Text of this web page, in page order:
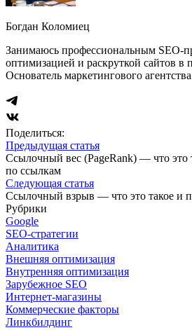
Богдан Коломиец
Занимаюсь профессиональным SEO-
оптимизацией и раскруткой сайтов в
Основатель маркетингового
Поделиться:
Предыдущая статья
Ссылочный вес (PageRank) — что это
по ссылкам
Следующая статья
Ссылочный взрыв — что это такое и
Рубрики
Google
SEO-стратегии
Аналитика
Внешняя оптимизация
Внутренняя оптимизация
Зарубежное SEO
Интернет-магазины
Коммерческие факторы
Линкбилдинг